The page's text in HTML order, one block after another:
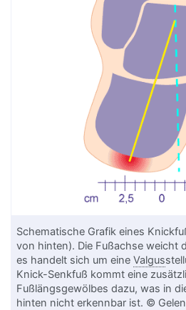
Schematische Grafik eines
von hinten). Die Fußachse weicht
es handelt sich um eineValgus
Knick-Senkfuß kommt eine
Fußlängsgewölbes dazu, was in
hinten nicht erkennbar ist. ©